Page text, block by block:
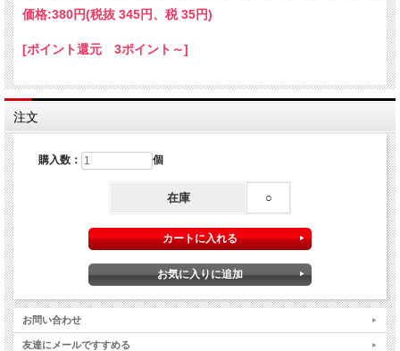
ります。
価格:380円(税抜 345円、税 35円)
[ポイント還元 3ポイント～]
注文
購入数： 個
在庫 ○
お問い合わせ
友達にメールですすめる